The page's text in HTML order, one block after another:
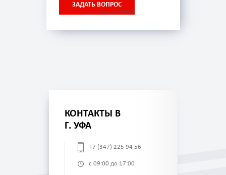
ЗАДАТЬ ВОПРОС
КОНТАКТЫ В
Г. УФА
+7 (347) 225 94 56
с 09:00 до 17:00